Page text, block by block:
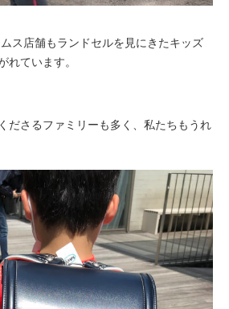
ス店舗もランドセルを見にきたキッズ
れています。
ださるファミリーも多く、私たちもうれ